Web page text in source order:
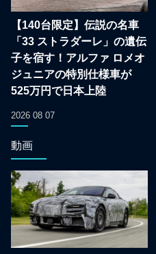
【140台限定】伝説の名車
「33 ストラダーレ」の遺伝
子を宿す！アルファ ロメオ
ジュニアの特別仕様車が
525万円で日本上陸
2026 08 07
動画